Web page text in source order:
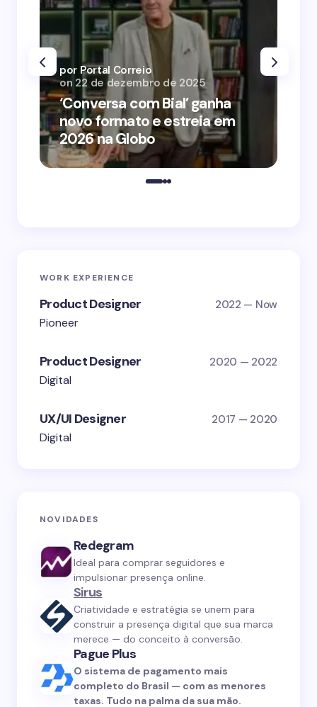
‘Conversa com Bial’ ganha
novo formato e estreia em
2026 na Globo
por Portal Correio
on 22 de dezembro de 2025
WORK EXPERIENCE
Product Designer 2022 — Now
Pioneer
Product Designer 2020 — 2022
Digital
UX/UI Designer 2017 — 2020
Digital
NOVIDADES
Redegram
Ideal para comprar seguidores e
impulsionar presença online.
Sirus
Criatividade e estratégia se unem para
construir a presença digital que sua marca
merece — do conceito à conversão.
Pague Plus
O sistema de pagamento mais
completo do Brasil — com as menores
taxas. Tudo na palma da sua mão.